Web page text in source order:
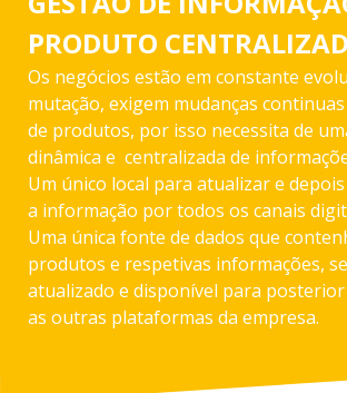
PRODUTO
Os negócios estão em constante
mutação, exigem mudanças
de produtos, por isso necessita de
dinâmica e centralizada de
Um único local para atualizar e
a informação por todos os canais
Uma única fonte de dados que
produtos e respetivas informações,
atualizado e disponível para
as outras plataformas da empresa.